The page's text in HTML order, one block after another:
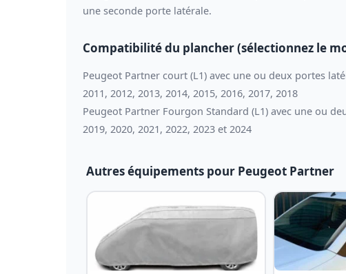
une seconde porte latérale.
Compatibilité du plancher (sélectionnez le
Peugeot Partner court (L1) avec une ou deux portes
2011, 2012, 2013, 2014, 2015, 2016, 2017, 2018
Peugeot Partner Fourgon Standard (L1) avec une ou
2019, 2020, 2021, 2022, 2023 et 2024
Autres équipements pour Peugeot Partner